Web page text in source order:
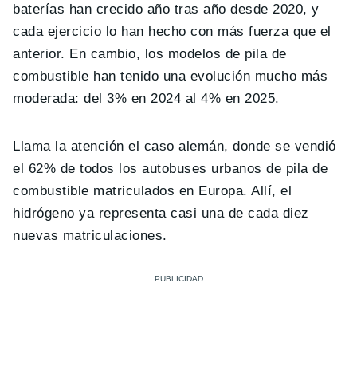
baterías han crecido año tras año desde 2020, y
cada ejercicio lo han hecho con más fuerza que el
anterior. En cambio, los modelos de pila de
combustible han tenido una evolución mucho más
moderada: del 3% en 2024 al 4% en 2025.
Llama la atención el caso alemán, donde se vendió
el 62% de todos los autobuses urbanos de pila de
combustible matriculados en Europa. Allí, el
hidrógeno ya representa casi una de cada diez
nuevas matriculaciones.